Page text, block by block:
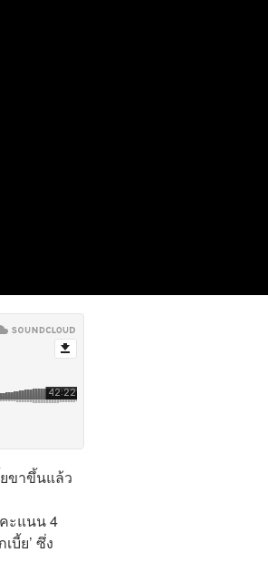
ขาขึ้นแล้ว
ะแนน 4
บี้ย’ ซึ่ง